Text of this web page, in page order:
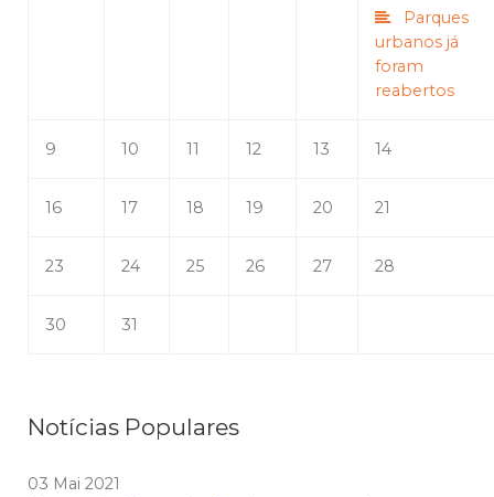
Parques
urbanos já
foram
reabertos
9 10 11 12 13 14
16 17 18 19 20 21
23 24 25 26 27 28
30 31
Notícias Populares
03 Mai 2021